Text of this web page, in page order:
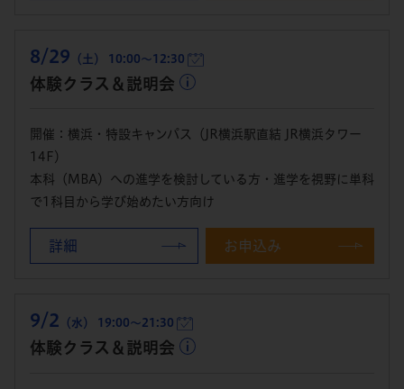
8/29 （土） 10:00～12:30
体験クラス＆説明会
開催：横浜・特設キャンパス（JR横浜駅直結 JR横浜タワー
14F）
本科（MBA）への進学を検討している方・進学を視野に単科
で1科目から学び始めたい方向け
詳細 お申込み
9/2 （水） 19:00～21:30
体験クラス＆説明会